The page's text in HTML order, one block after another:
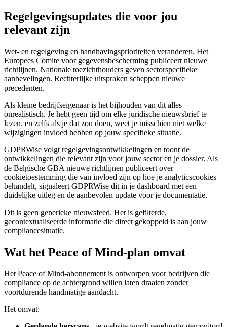
Regelgevingsupdates die voor jou
relevant zijn
Wet- en regelgeving en handhavingsprioriteiten veranderen. Het
Europees Comite voor gegevensbescherming publiceert nieuwe
richtlijnen. Nationale toezichthouders geven sectorspecifieke
aanbevelingen. Rechterlijke uitspraken scheppen nieuwe
precedenten.
Als kleine bedrijfseigenaar is het bijhouden van dit alles
onrealistisch. Je hebt geen tijd om elke juridische nieuwsbrief te
lezen, en zelfs als je dat zou doen, weet je misschien niet welke
wijzigingen invloed hebben op jouw specifieke situatie.
GDPRWise volgt regelgevingsontwikkelingen en toont de
ontwikkelingen die relevant zijn voor jouw sector en je dossier. Als
de Belgische GBA nieuwe richtlijnen publiceert over
cookietoestemming die van invloed zijn op hoe je analyticscookies
behandelt, signaleert GDPRWise dit in je dashboard met een
duidelijke uitleg en de aanbevolen update voor je documentatie.
Dit is geen generieke nieuwsfeed. Het is gefilterde,
gecontextualiseerde informatie die direct gekoppeld is aan jouw
compliancesituatie.
Wat het Peace of Mind-plan omvat
Het Peace of Mind-abonnement is ontworpen voor bedrijven die
compliance op de achtergrond willen laten draaien zonder
voortdurende handmatige aandacht.
Het omvat: